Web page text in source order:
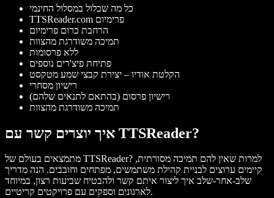
כל מה שכלול במסלול החינמי
TTSReader.com פרימיום
הרחבת כרום פרימיום
תמיכה משודרגת מהצוות
ללא פרסומות
פתיחת פיצ'רים נוספים
הקלטת אודיו – יצירת קבצי שמע מטקסט
רישיון מסחרי
רישיון פרסום (בהתאם לתנאים שלהם)
תמיכה משודרגת מהצוות
איך יוצרים קשר עם TTSReader?
מתמצאים בעולם של TTSReader? למרות שאין להם תמיכה מסורתית,
קיימים ערוצים לבניית קהילת משתמשים, מפתחים וחובבים. הנה מדריך
שלב-אחר-שלב איך ליצור איתם קשר ולהבטיח שביעות רצון, במיוחד
לארגונים וספקים עם פרויקטים קריטיים.